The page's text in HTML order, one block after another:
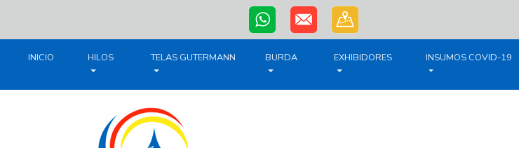
INICIO HILOS TELAS GUTERMANN BURDA EXHIBIDORES INSUMOS COVID-19